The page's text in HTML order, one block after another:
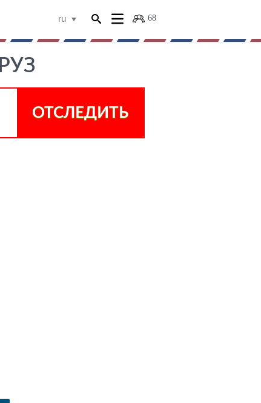
68
ru
ОТСЛЕДИТЬ